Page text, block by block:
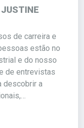
JUSTINE
de carreira e
estão no
e do nosso
de entrevistas
descobrir a